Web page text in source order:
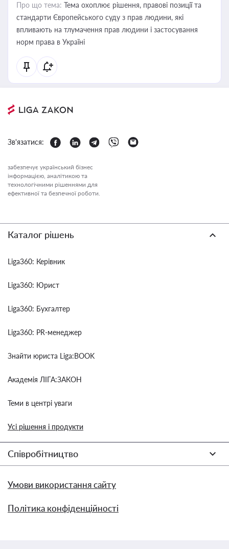
Про що тема: Тема охоплює рішення, правові позиції та
стандарти Європейського суду з прав людини, які
впливають на тлумачення прав людини і застосування
норм права в Україні
Зв'язатися:
забезпечує український бізнес
інформацією, аналітикою та
технологічними рішеннями для
ефективної та безпечної роботи.
Каталог рішень
Liga360: Керівник
Liga360: Юрист
Liga360: Бухгалтер
Liga360: PR-менеджер
Знайти юриста Liga:BOOK
Академія ЛІГА:ЗАКОН
Теми в центрі уваги
Усі рішення і продукти
Співробітництво
Умови використання сайту
Політика конфіденційності